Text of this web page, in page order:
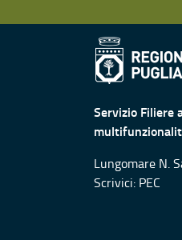
Servizio Filiere
Lungomare N.
Scrivici: PEC